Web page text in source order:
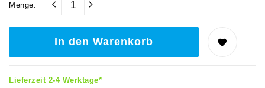
Menge:
In den Warenkorb
Lieferzeit 2-4 Werktage*